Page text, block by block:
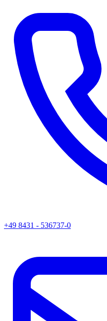
+49 8431 - 536737-0